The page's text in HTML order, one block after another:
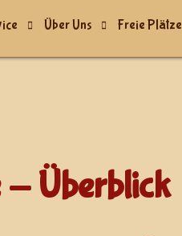
Über Uns Freie Plätze
- Überblick